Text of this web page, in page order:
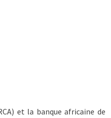
et la banque africaine de